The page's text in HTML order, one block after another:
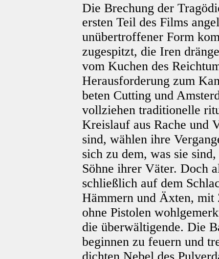
Die Brechung der
ersten Teil des Films
unübertroffener Form
zugespitzt, die Iren
vom Kuchen des
Herausforderung zum
beten Cutting und
vollziehen traditionelle
Kreislauf aus Rache und
sind, wählen ihre
sich zu dem, was sie
Söhne ihrer Väter. Doch
schließlich auf dem
Hämmern und Äxten, mit
ohne Pistolen
die überwältigende. Die
beginnen zu feuern und